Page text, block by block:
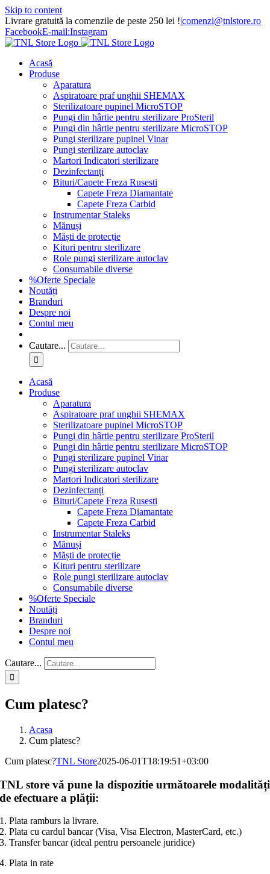
Skip to content
Livrare gratuită la comenzile de peste 250 lei !|comenzi@tnlstore.ro
FacebookE-mail:Instagram
Acasă
Produse
Aparatura
Aspiratoare praf unghii SHEMAX
Sterilizatoare pupinel MicroSTOP
Pungi din hârtie pentru sterilizare ProSteril
Pungi din hârtie pentru sterilizare MicroSTOP
Pungi sterilizare pupinel Vinar
Pungi sterilizare autoclav
Martori Indicatori sterilizare
Dezinfectanți
Bituri/Capete Freza Rusesti
Capete Freza Diamantate
Capete Freza Carbid
Instrumentar Staleks
Mănuși
Măști de protecție
Kituri pentru sterilizare
Role pungi sterilizare autoclav
Consumabile diverse
%Oferte Speciale
Noutăți
Branduri
Despre noi
Contul meu
Cautare...
Acasă
Produse
Aparatura
Aspiratoare praf unghii SHEMAX
Sterilizatoare pupinel MicroSTOP
Pungi din hârtie pentru sterilizare ProSteril
Pungi din hârtie pentru sterilizare MicroSTOP
Pungi sterilizare pupinel Vinar
Pungi sterilizare autoclav
Martori Indicatori sterilizare
Dezinfectanți
Bituri/Capete Freza Rusesti
Capete Freza Diamantate
Capete Freza Carbid
Instrumentar Staleks
Mănuși
Măști de protecție
Kituri pentru sterilizare
Role pungi sterilizare autoclav
Consumabile diverse
%Oferte Speciale
Noutăți
Branduri
Despre noi
Contul meu
Cautare...
Cum platesc?
Acasa
Cum platesc?
Cum platesc?TNL Store2025-06-01T18:19:51+03:00
TNL store vă pune la dispozitie următoarele modalități
de efectuare a plății:
1. Plata ramburs la livrare.
2. Plata cu cardul bancar (Visa, Visa Electron, MasterCard, etc.)
3. Transfer bancar (ideal pentru persoanele juridice)
4. Plata in rate